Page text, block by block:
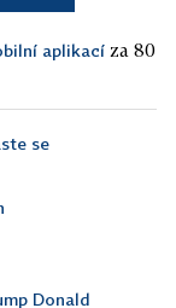
aplikací za 80
se
Donald